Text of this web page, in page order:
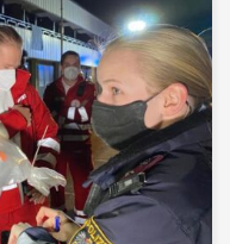
STADTFEUERWEHR
Tirol mittels stiller
alarmiert.
unbekannter Stoff“ Beim
von der bereits
einen unbekannten
[…]